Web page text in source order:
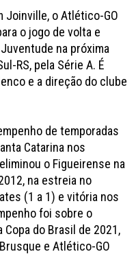
Joinville, o Atlético-GO
o jogo de volta e
na próxima
RS, pela Série A. É
e a direção do clube
de temporadas
Catarina nos
o Figueirense na
na estreia no
(1 a 1) e vitória nos
foi sobre o
do Brasil de 2021,
e Atlético-GO